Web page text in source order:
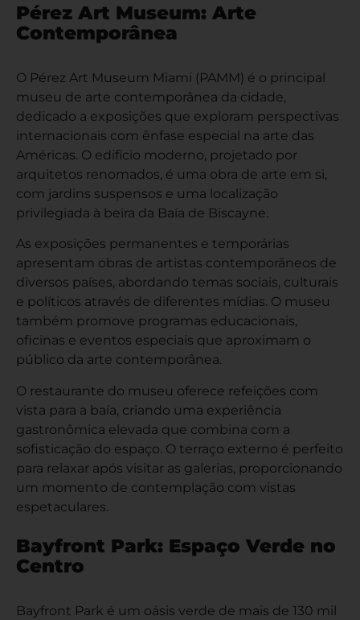
Pérez Art Museum: Arte
Contemporânea
O Pérez Art Museum Miami (PAMM) é o principal
museu de arte contemporânea da cidade,
dedicado a exposições que exploram perspectivas
internacionais com ênfase especial na arte das
Américas. O edifício moderno, projetado por
arquitetos renomados, é uma obra de arte em si,
com jardins suspensos e uma localização
privilegiada à beira da Baía de Biscayne.
As exposições permanentes e temporárias
apresentam obras de artistas contemporâneos de
diversos países, abordando temas sociais, culturais
e políticos através de diferentes mídias. O museu
também promove programas educacionais,
oficinas e eventos especiais que aproximam o
público da arte contemporânea.
O restaurante do museu oferece refeições com
vista para a baía, criando uma experiência
gastronômica elevada que combina com a
sofisticação do espaço. O terraço externo é perfeito
para relaxar após visitar as galerias, proporcionando
um momento de contemplação com vistas
espetaculares.
Bayfront Park: Espaço Verde no
Centro
Bayfront Park é um oásis verde de mais de 130 mil